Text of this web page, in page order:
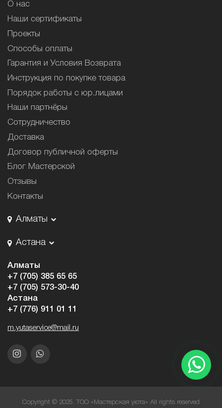
О нас
Наши сертификаты
Проекты
Способы оплаты
Гарантия и Условия Возврата
Инструкция по покупке товара
Порядок работы с юр.лицами
Наши партнёры
Сотрудничество
Доставка
Договор публичной оферты
Блог Мастерской
Отзывы
Контакты
Алматы
Астана
Алматы
+7 (705) 385 65 65
+7 (705) 573-30-40
Астана
+7 (776) 911 01 11
m.yutaservice@mail.ru
Copyright © 2025. ТОО «Мастерская уюта» All rights reserved